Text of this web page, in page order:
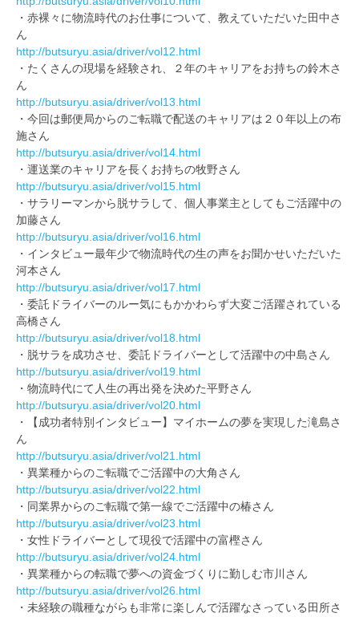
・赤裸々に物流時代のお仕事について、教えていただいた田中さ
ん
http://butsuryu.asia/driver/vol12.html
・たくさんの現場を経験され、２年のキャリアをお持ちの鈴木さ
ん
http://butsuryu.asia/driver/vol13.html
・今回は郵便局からのご転職で配送のキャリアは２０年以上の布
施さん
http://butsuryu.asia/driver/vol14.html
・運送業のキャリアを長くお持ちの牧野さん
http://butsuryu.asia/driver/vol15.html
・サラリーマンから脱サラして、個人事業主としてもご活躍中の
加藤さん
http://butsuryu.asia/driver/vol16.html
・インタビュー最年少で物流時代の生の声をお聞かせいただいた
河本さん
http://butsuryu.asia/driver/vol17.html
・委託ドライバーのルー気にもかかわらず大変ご活躍されている
高橋さん
http://butsuryu.asia/driver/vol18.html
・脱サラを成功させ、委託ドライバーとして活躍中の中島さん
http://butsuryu.asia/driver/vol19.html
・物流時代にて人生の再出発を決めた平野さん
http://butsuryu.asia/driver/vol20.html
・【成功者特別インタビュー】マイホームの夢を実現した滝島さ
ん
http://butsuryu.asia/driver/vol21.html
・異業種からのご転職でご活躍中の大角さん
http://butsuryu.asia/driver/vol22.html
・同業界からのご転職で第一線でご活躍中の椿さん
http://butsuryu.asia/driver/vol23.html
・女性ドライバーとして現役で活躍中の富樫さん
http://butsuryu.asia/driver/vol24.html
・異業種からの転職で夢への資金づくりに勤しむ市川さん
http://butsuryu.asia/driver/vol26.html
・未経験の職種ながらも非常に楽しんで活躍なさっている田所さ